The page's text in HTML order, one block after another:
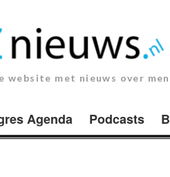
website met nieuws over
Agenda Podcasts